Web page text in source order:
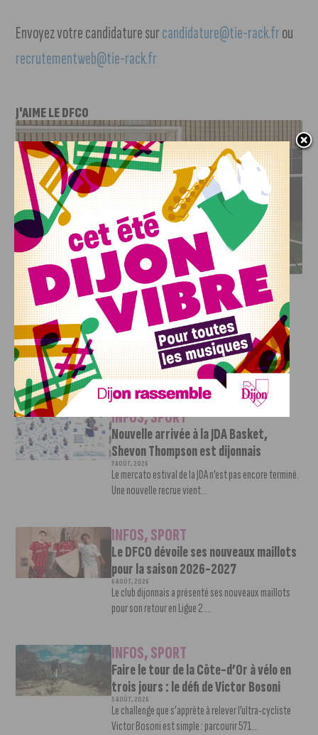
Envoyez votre candidature surcandidature@tie-rack.frou
recrutementweb@tie-rack.fr
J'AIME LE DFCO
DFCO : RENCONTRE AVEC PIERRE-HENRI DEBALLON,
L’ARTISAN DE LA MONTÉE EN LIGUE 2
INFOS,SPORT
DFCO : Rencontre avec Pierre-Henri
Deballon, l’artisan de la montée en
Ligue 2
7 AOÛT, 2026
Le DFCO est de retour en Ligue 2 après trois ans
d’absence. La saison...
INFOS,SPORT
Nouvelle arrivée à la JDA Basket,
Shevon Thompson est dijonnais
7 AOÛT, 2026
Le mercato estival de la JDA n’est pas encore terminé.
Une nouvelle recrue vient...
INFOS,SPORT
Le DFCO dévoile ses nouveaux maillots
pour la saison 2026-2027
6 AOÛT, 2026
Le club dijonnais a présenté ses nouveaux maillots
pour son retour en Ligue 2....
INFOS,SPORT
Faire le tour de la Côte-d’Or à vélo en
trois jours : le défi de Victor Bosoni
5 AOÛT, 2026
Le challenge que s’apprête à relever l’ultra-cycliste
Victor Bosoni est simple : parcourir 571...